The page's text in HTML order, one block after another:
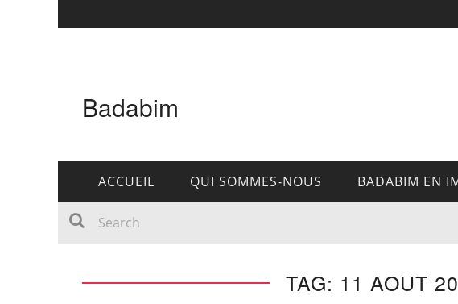
Badabim
ACCUEIL QUI SOMMES-NOUS BADABIM EN
TAG: 11 AOUT